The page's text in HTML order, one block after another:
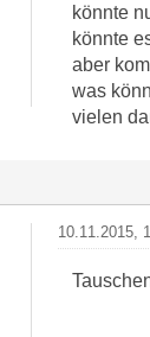
könnte
könnte
aber
was
vielen
10.11.2015,